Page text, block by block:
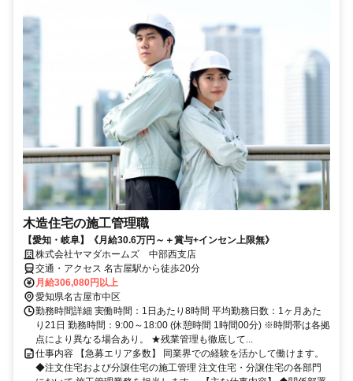
木造住宅の施工管理職
【愛知・岐阜】《月給30.6万円～＋賞与+インセン上限無》
株式会社ヤマダホームズ 中部西支店
交通・アクセス 名古屋駅から徒歩20分
月給306,080円以上
愛知県名古屋市中区
勤務時間詳細 実働時間：1日あたり8時間 平均勤務日数：1ヶ月あた
り21日 勤務時間：9:00～18:00 (休憩時間 1時間00分) ※時間帯は各拠
点により異なる場合あり。 ★残業管理も徹底して...
仕事内容 【急募エリア多数】 同業界での経験を活かして働けます。
◆注文住宅および分譲住宅の施工管理 注文住宅・分譲住宅の各部門